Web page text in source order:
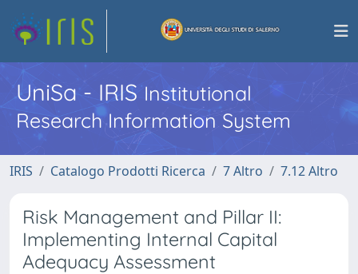
UniSa - IRISInstitutional
Research Information System
IRIS Catalogo Prodotti Ricerca 7 Altro 7.12 Altro
Risk Management and Pillar II:
Implementing Internal Capital
Adequacy Assessment